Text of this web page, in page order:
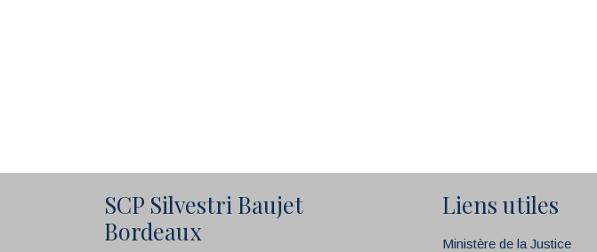
SCP Silvestri Baujet
Bordeaux
Liens utiles
Ministère de la Justice